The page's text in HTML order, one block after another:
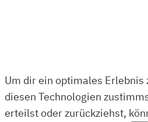
Um dir ein optimales Erlebnis
diesen Technologien
erteilst oder zurückziehst,